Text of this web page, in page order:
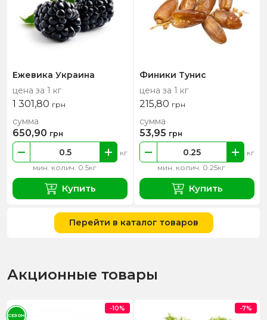
Ежевика Украина
цена за 1 кг
1 301,80 грн
мин. колич. 0.5кг
кг
сумма
650,90 грн
Купить
Финики Тунис
цена за 1 кг
215,80 грн
мин. колич. 0.25кг
кг
сумма
53,95 грн
Купить
Перейти в каталог товаров
Акционные товары
-10%
СЕЗОН
-7%